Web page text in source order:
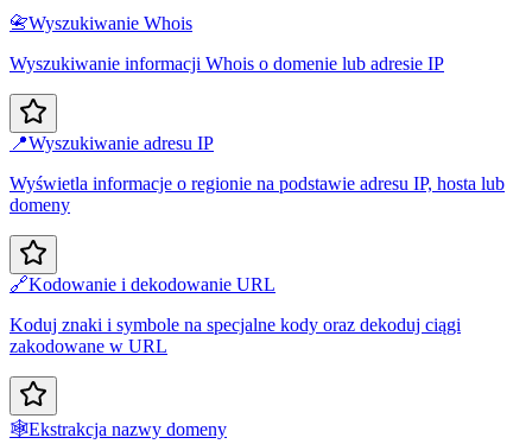
📇Wyszukiwanie Whois
Wyszukiwanie informacji Whois o domenie lub adresie IP
📍Wyszukiwanie adresu IP
Wyświetla informacje o regionie na podstawie adresu IP, hosta lub
domeny
🔗Kodowanie i dekodowanie URL
Koduj znaki i symbole na specjalne kody oraz dekoduj ciągi
zakodowane w URL
🕸️Ekstrakcja nazwy domeny